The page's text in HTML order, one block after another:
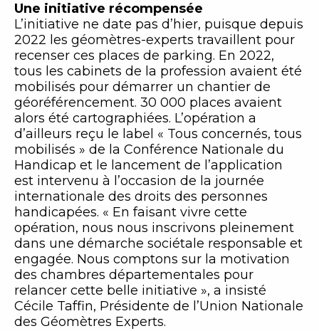
Une initiative récompensée
L’initiative ne date pas d’hier, puisque depuis
2022 les géomètres-experts travaillent pour
recenser ces places de parking. En 2022,
tous les cabinets de la profession avaient été
mobilisés pour démarrer un chantier de
géoréférencement. 30 000 places avaient
alors été cartographiées. L’opération a
d’ailleurs reçu le label « Tous concernés, tous
mobilisés » de la Conférence Nationale du
Handicap et le lancement de l’application
est intervenu à l’occasion de la journée
internationale des droits des personnes
handicapées. « En faisant vivre cette
opération, nous nous inscrivons pleinement
dans une démarche sociétale responsable et
engagée. Nous comptons sur la motivation
des chambres départementales pour
relancer cette belle initiative », a insisté
Cécile Taffin, Présidente de l’Union Nationale
des Géomètres Experts.